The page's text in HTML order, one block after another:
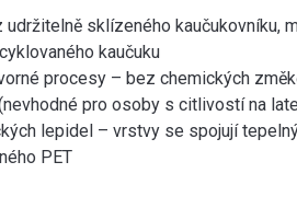
udržitelně sklízeného kaučukovníku,
kaučuku
procesy – bez chemických
pro osoby s citlivostí na
lepidel – vrstvy se spojují
PET